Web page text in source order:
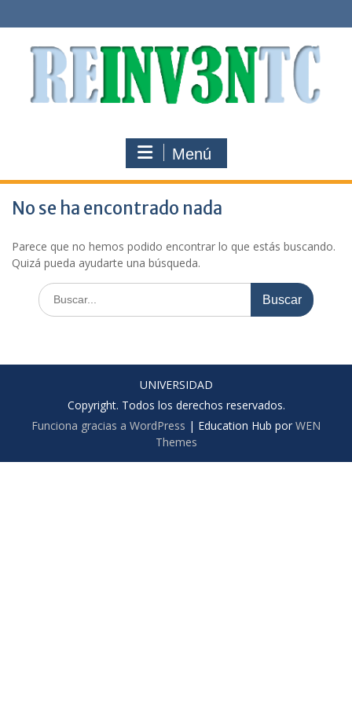
al
Menú
No se ha encontrado nada
Parece que no hemos podido encontrar lo que estás buscando.
Quizá pueda ayudarte una búsqueda.
Buscar:
UNIVERSIDAD
Copyright. Todos los derechos reservados.
Funciona gracias a WordPress | Education Hub por WEN
Themes